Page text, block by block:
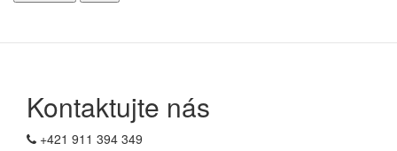
Kontaktujte nás
+421 911 394 349